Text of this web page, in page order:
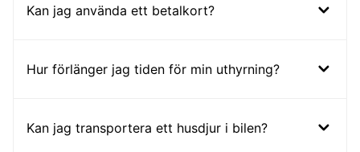
Kan jag använda ett betalkort?
Hur förlänger jag tiden för min uthyrning?
Kan jag transportera ett husdjur i bilen?